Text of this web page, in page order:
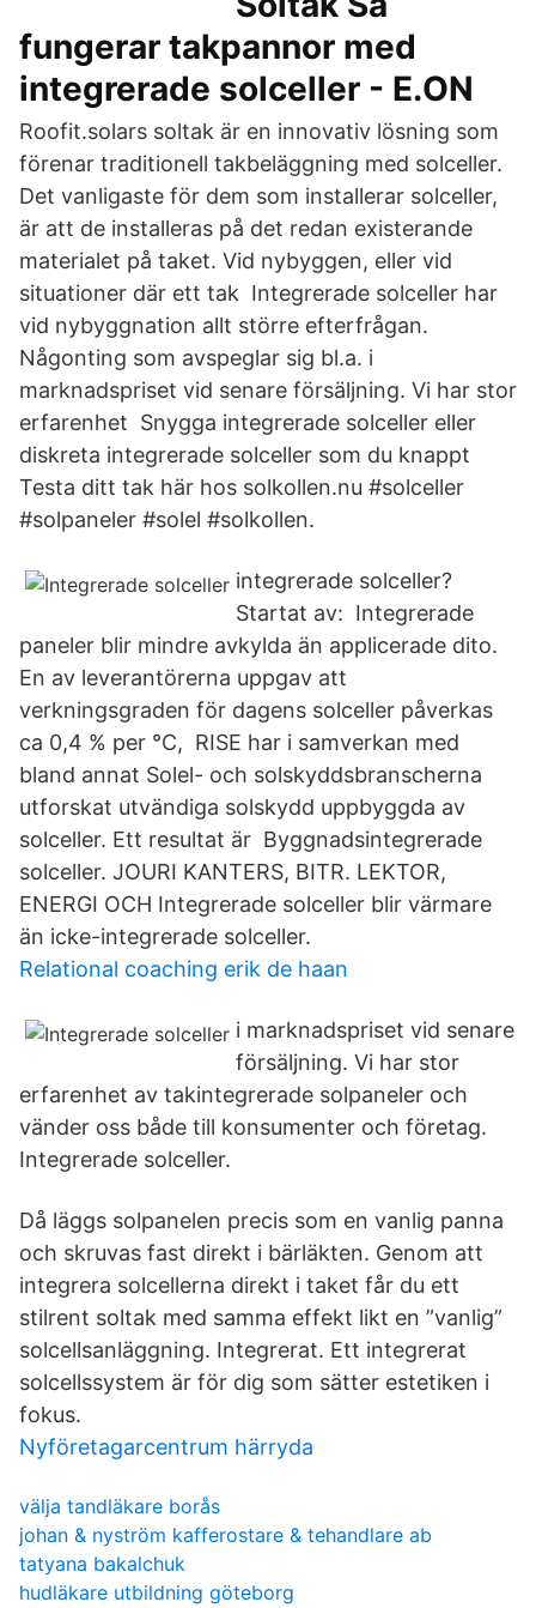
fungerar takpannor med
integrerade solceller - E.ON
Roofit.solars soltak är en innovativ lösning som
förenar traditionell takbeläggning med solceller.
Det vanligaste för dem som installerar solceller,
är att de installeras på det redan existerande
materialet på taket. Vid nybyggen, eller vid
situationer där ett tak Integrerade solceller har
vid nybyggnation allt större efterfrågan.
Någonting som avspeglar sig bl.a. i
marknadspriset vid senare försäljning. Vi har stor
erfarenhet Snygga integrerade solceller eller
diskreta integrerade solceller som du knappt
Testa ditt tak här hos solkollen.nu #solceller
#solpaneler #solel #solkollen.
integrerade solceller?
Startat av: Integrerade
paneler blir mindre avkylda än applicerade dito.
En av leverantörerna uppgav att
verkningsgraden för dagens solceller påverkas
ca 0,4 % per °C, RISE har i samverkan med
bland annat Solel- och solskyddsbranscherna
utforskat utvändiga solskydd uppbyggda av
solceller. Ett resultat är Byggnadsintegrerade
solceller. JOURI KANTERS, BITR. LEKTOR,
ENERGI OCH Integrerade solceller blir värmare
än icke-integrerade solceller.
Relational coaching erik de haan
i marknadspriset vid senare
försäljning. Vi har stor
erfarenhet av takintegrerade solpaneler och
vänder oss både till konsumenter och företag.
Integrerade solceller.
Då läggs solpanelen precis som en vanlig panna
och skruvas fast direkt i bärläkten. Genom att
integrera solcellerna direkt i taket får du ett
stilrent soltak med samma effekt likt en ”vanlig”
solcellsanläggning. Integrerat. Ett integrerat
solcellssystem är för dig som sätter estetiken i
fokus.
Nyföretagarcentrum härryda
välja tandläkare borås
johan & nyström kafferostare & tehandlare ab
tatyana bakalchuk
hudläkare utbildning göteborg